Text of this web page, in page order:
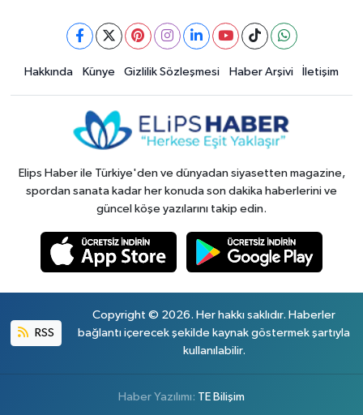
Hakkında Künye Gizlilik Sözleşmesi Haber Arşivi İletişim
Elips Haber ile Türkiye'den ve dünyadan siyasetten magazine,
spordan sanata kadar her konuda son dakika haberlerini ve
güncel köşe yazılarını takip edin.
RSS
Copyright © 2026. Her hakkı saklıdır. Haberler
bağlantı içerecek şekilde kaynak göstermek şartıyla
kullanılabilir.
Haber Yazılımı: TE Bilişim